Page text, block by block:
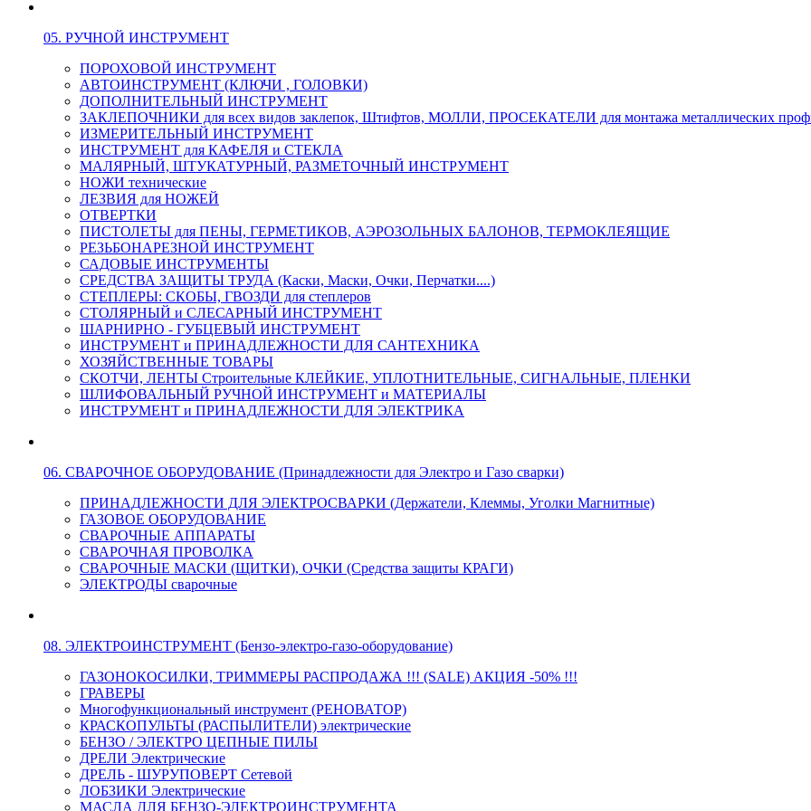
05. РУЧНОЙ ИНСТРУМЕНТ
ПОРОХОВОЙ ИНСТРУМЕНТ
АВТОИНСТРУМЕНТ (КЛЮЧИ , ГОЛОВКИ)
ДОПОЛНИТЕЛЬНЫЙ ИНСТРУМЕНТ
ЗАКЛЕПОЧНИКИ для всех видов заклепок, Штифтов, МОЛЛИ, ПРОСЕКАТЕЛИ для монтажа металлических
ИЗМЕРИТЕЛЬНЫЙ ИНСТРУМЕНТ
ИНСТРУМЕНТ для КАФЕЛЯ и СТЕКЛА
МАЛЯРНЫЙ, ШТУКАТУРНЫЙ, РАЗМЕТОЧНЫЙ ИНСТРУМЕНТ
НОЖИ технические
ЛЕЗВИЯ для НОЖЕЙ
ОТВЕРТКИ
ПИСТОЛЕТЫ для ПЕНЫ, ГЕРМЕТИКОВ, АЭРОЗОЛЬНЫХ БАЛОНОВ, ТЕРМОКЛЕЯЩИЕ
РЕЗЬБОНАРЕЗНОЙ ИНСТРУМЕНТ
САДОВЫЕ ИНСТРУМЕНТЫ
СРЕДСТВА ЗАЩИТЫ ТРУДА (Каски, Маски, Очки, Перчатки....)
СТЕПЛЕРЫ: СКОБЫ, ГВОЗДИ для степлеров
СТОЛЯРНЫЙ и СЛЕСАРНЫЙ ИНСТРУМЕНТ
ШАРНИРНО - ГУБЦЕВЫЙ ИНСТРУМЕНТ
ИНСТРУМЕНТ и ПРИНАДЛЕЖНОСТИ ДЛЯ САНТЕХНИКА
ХОЗЯЙСТВЕННЫЕ ТОВАРЫ
СКОТЧИ, ЛЕНТЫ Строительные КЛЕЙКИЕ, УПЛОТНИТЕЛЬНЫЕ, СИГНАЛЬНЫЕ, ПЛЕНКИ
ШЛИФОВАЛЬНЫЙ РУЧНОЙ ИНСТРУМЕНТ и МАТЕРИАЛЫ
ИНСТРУМЕНТ и ПРИНАДЛЕЖНОСТИ ДЛЯ ЭЛЕКТРИКА
06. СВАРОЧНОЕ ОБОРУДОВАНИЕ (Принадлежности для Электро и Газо сварки)
ПРИНАДЛЕЖНОСТИ ДЛЯ ЭЛЕКТРОСВАРКИ (Держатели, Клеммы, Уголки Магнитные)
ГАЗОВОЕ ОБОРУДОВАНИЕ
СВАРОЧНЫЕ АППАРАТЫ
СВАРОЧНАЯ ПРОВОЛКА
СВАРОЧНЫЕ МАСКИ (ЩИТКИ), ОЧКИ (Средства защиты КРАГИ)
ЭЛЕКТРОДЫ сварочные
08. ЭЛЕКТРОИНСТРУМЕНТ (Бензо-электро-газо-оборудование)
ГАЗОНОКОСИЛКИ, ТРИММЕРЫ РАСПРОДАЖА !!! (SALE) АКЦИЯ -50% !!!
ГРАВЕРЫ
Многофункциональный инструмент (РЕНОВАТОР)
КРАСКОПУЛЬТЫ (РАСПЫЛИТЕЛИ) электрические
БЕНЗО / ЭЛЕКТРО ЦЕПНЫЕ ПИЛЫ
ДРЕЛИ Электрические
ДРЕЛЬ - ШУРУПОВЕРТ Сетевой
ЛОБЗИКИ Электрические
МАСЛА ДЛЯ БЕНЗО-ЭЛЕКТРОИНСТРУМЕНТА